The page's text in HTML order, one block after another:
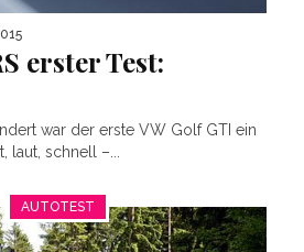
erster Test:
war der erste VW Golf GTI ein
schnell –...
AUTOTEST